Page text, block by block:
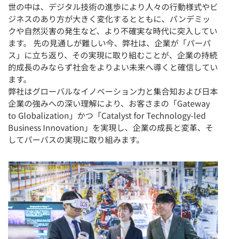
世の中は、デジタル技術の進歩により人々の行動様式やビ
ジネスのあり方が大きく変化するとともに、パンデミッ
クや自然災害の発生など、より不確実な時代に突入してい
ます。 先の見通しが難しい今、弊社は、企業が「パーパ
ス」に立ち返り、その実現に取り組むことが、企業の持続
的成長のみならず社会をよりよい未来へ導くと確信してい
ます。
弊社はグローバルなイノベーション力と集合知および日本
企業の強みへの深い理解により、お客さまの「Gateway
to Globalization」かつ「Catalyst for Technology-led
Business Innovation」を実現し、企業の成長と変革、そ
してパーパスの実現に取り組みます。